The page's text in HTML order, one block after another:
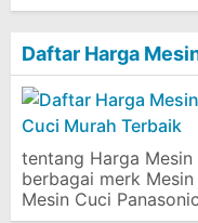
Daftar Harga
tentang Harga
berbagai merk
Mesin Cuci